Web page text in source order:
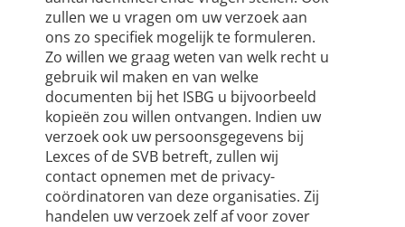
zullen we u vragen om uw verzoek aan
ons zo specifiek mogelijk te formuleren.
Zo willen we graag weten van welk recht u
gebruik wil maken en van welke
documenten bij het ISBG u bijvoorbeeld
kopieën zou willen ontvangen. Indien uw
verzoek ook uw persoonsgegevens bij
Lexces of de SVB betreft, zullen wij
contact opnemen met de privacy-
coördinatoren van deze organisaties. Zij
handelen uw verzoek zelf af voor zover